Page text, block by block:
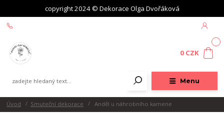
copyright 2024 © Dekorace Olga Dvořáková
Menu
0 CZK
Úvod Smuteční dekorace Anděl u náhrobního kamene